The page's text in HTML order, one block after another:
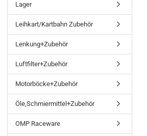
Lager
Leihkart/Kartbahn Zubehör
Lenkung+Zubehör
Luftfilter+Zubehör
Motorböcke+Zubehör
Öle,Schmiermittel+Zubehör
OMP Raceware